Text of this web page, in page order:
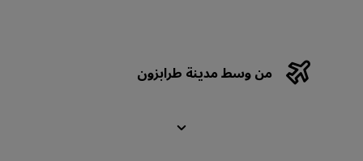
من وسط مدينة طرابزون